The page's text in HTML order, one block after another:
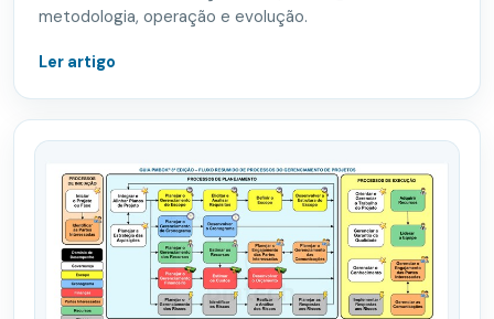
metodologia, operação e evolução.
Ler artigo